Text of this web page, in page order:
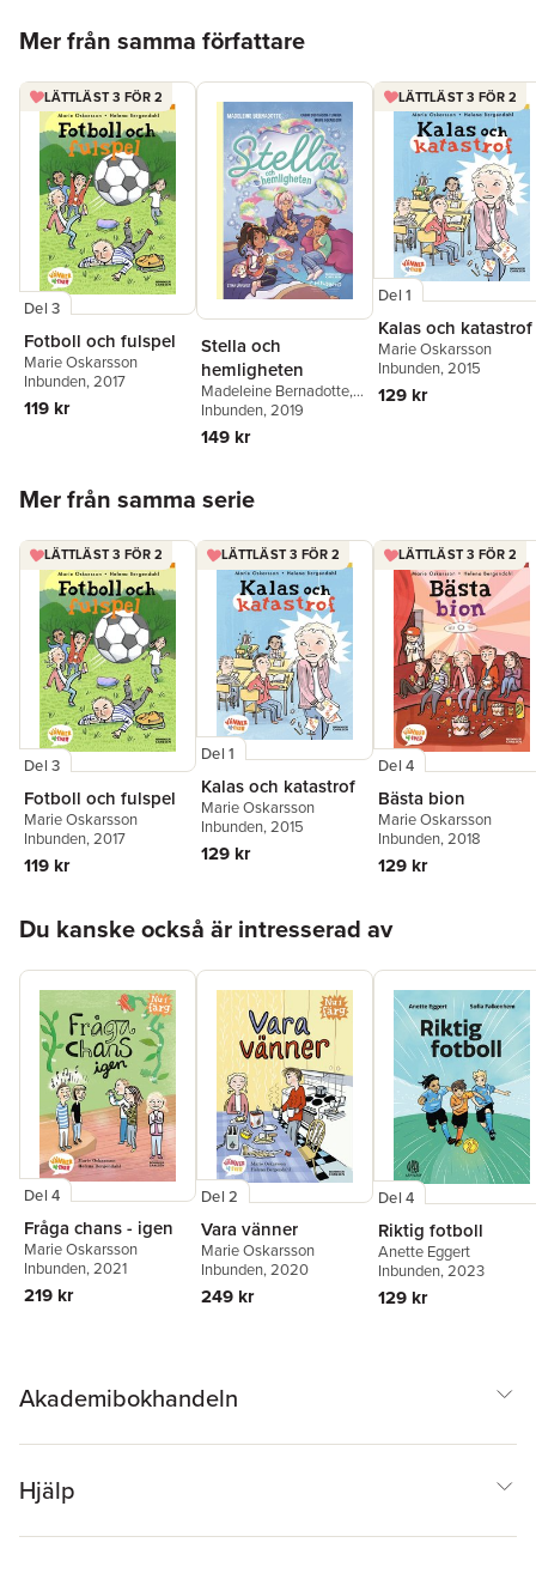
Mer från samma författare
LÄTTLÄST 3 FÖR 2
Del 3
Fotboll och fulspel
Marie Oskarsson
Inbunden, 2017
119 kr
Stella och
hemligheten
Madeleine Bernadotte,
Karini Gustafson-
Teixeira
Oskarsson
Inbunden, 2019
149 kr
LÄTTLÄST 3 FÖR 2
Del 1
Kalas och katastrof
Marie Oskarsson
Inbunden, 2015
129 kr
Mer från samma serie
LÄTTLÄST 3 FÖR 2
Del 3
Fotboll och fulspel
Marie Oskarsson
Inbunden, 2017
119 kr
LÄTTLÄST 3 FÖR 2
Del 1
Kalas och katastrof
Marie Oskarsson
Inbunden, 2015
129 kr
LÄTTLÄST 3 FÖR 2
Del 4
Bästa bion
Marie Oskarsson
Inbunden, 2018
129 kr
Du kanske också är intresserad av
Del 4
Fråga chans - igen
Marie Oskarsson
Inbunden, 2021
219 kr
Del 2
Vara vänner
Marie Oskarsson
Inbunden, 2020
249 kr
Del 4
Riktig fotboll
Anette Eggert
Inbunden, 2023
129 kr
Akademibokhandeln
Hjälp